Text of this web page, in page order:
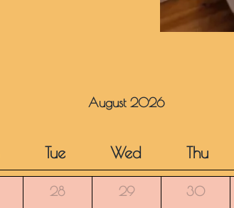
August 2026
Tue Wed Thu
28 29 30